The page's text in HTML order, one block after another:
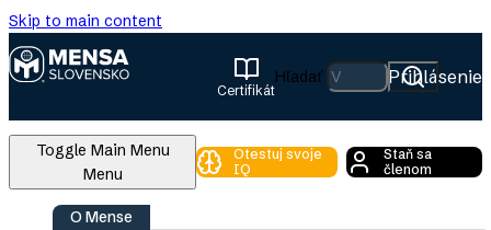
Skip to main content
Certifikát
Hľadať Prihlásenie
Toggle Main Menu
Menu
O Mense
Otestuj svoje
IQ
Staň sa
členom
Breadcrumb